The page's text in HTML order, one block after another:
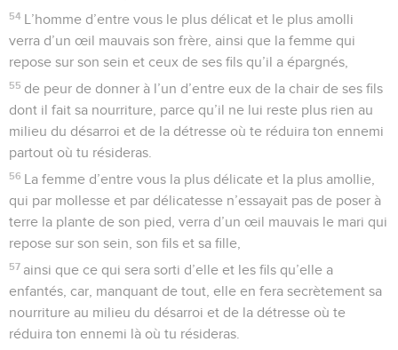
54 L’homme d’entre vous le plus délicat et le plus amolli
verra d’un œil mauvais son frère, ainsi que la femme qui
repose sur son sein et ceux de ses fils qu’il a épargnés,
55 de peur de donner à l’un d’entre eux de la chair de ses fils
dont il fait sa nourriture, parce qu’il ne lui reste plus rien au
milieu du désarroi et de la détresse où te réduira ton ennemi
partout où tu résideras.
56 La femme d’entre vous la plus délicate et la plus amollie,
qui par mollesse et par délicatesse n’essayait pas de poser à
terre la plante de son pied, verra d’un œil mauvais le mari qui
repose sur son sein, son fils et sa fille,
57 ainsi que ce qui sera sorti d’elle et les fils qu’elle a
enfantés, car, manquant de tout, elle en fera secrètement sa
nourriture au milieu du désarroi et de la détresse où te
réduira ton ennemi là où tu résideras.